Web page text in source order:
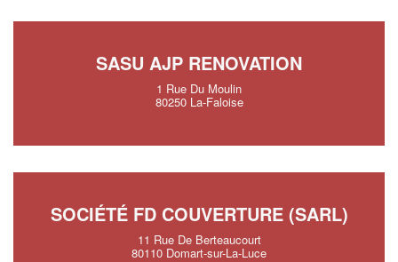
SASU AJP RENOVATION
1 Rue Du Moulin
80250 La-Faloise
SOCIÉTÉ FD COUVERTURE (SARL)
11 Rue De Berteaucourt
80110 Domart-sur-La-Luce